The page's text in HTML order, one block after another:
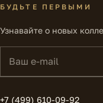
БУДЬТЕ ПЕРВЫМИ
Узнавайте о новых
+7 (499) 610-09-92